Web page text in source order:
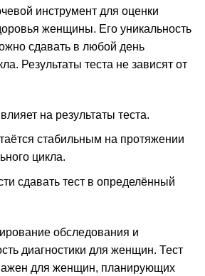
инструмент для оценки
женщины. Его уникальность
сдавать в любой день
Результаты теста не зависят от
на результаты теста.
стабильным на протяжении
цикла.
сдавать тест в определённый
обследования и
диагностики для женщин. Тест
для женщин, планирующих